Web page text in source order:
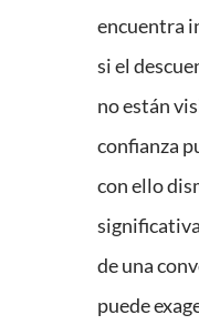
encuentra
si el
no están
confianza
con ello
de una
puede